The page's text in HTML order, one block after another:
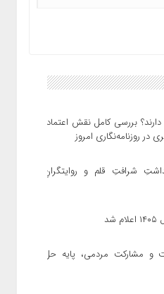
بررسی کامل نقش اعتماد،
روزنامه‌نگاری امروز
شرافتِ قلم و روایتگرانِ
مشارکت مردمی، پایه حل